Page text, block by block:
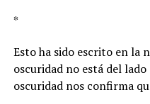
*
Esto ha sido escrito en la
oscuridad no está del
oscuridad nos confirma